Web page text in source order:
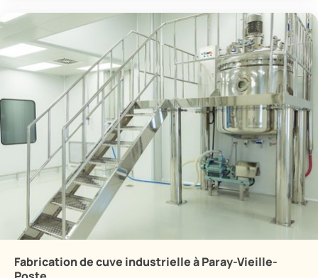
Fabrication de cuve industrielle à Paray-Vieille-